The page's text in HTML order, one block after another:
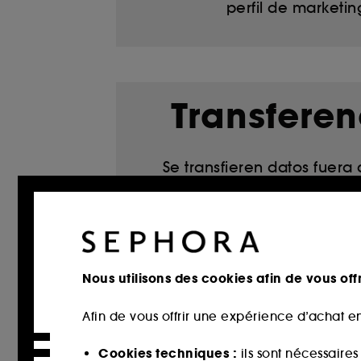
perfil de
Se transfieren datos fuera
Europea por las
proveedores (empresas
empresas anfitrionas,
pagos o
Para consultar más
Nous utilisons des cookies afin de vous
Afin de vous offrir une expérience d’achat
Cookies techniques : ils sont